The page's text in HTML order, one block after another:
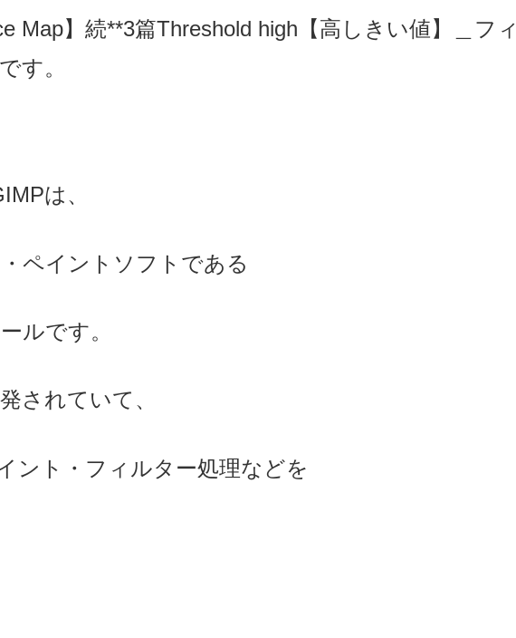
Map】続**3篇Threshold high【高しきい値】＿フィ
す。
は、
ペイントソフトである
ルです。
されていて、
ント・フィルター処理などを